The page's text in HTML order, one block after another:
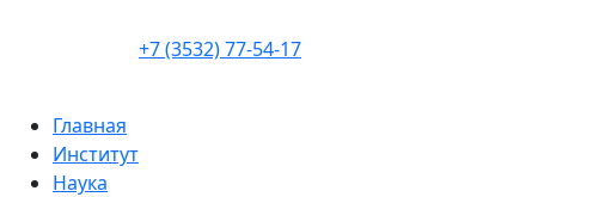
+7 (3532) 77-54-17
Главная
Институт
Наука